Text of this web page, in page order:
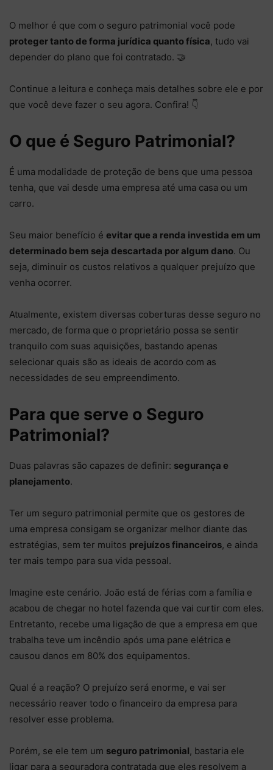
O melhor é que com o seguro patrimonial você pode
proteger tanto de forma jurídica quanto física, tudo vai
depender do plano que foi contratado. 🤝
Continue a leitura e conheça mais detalhes sobre ele e por
que você deve fazer o seu agora. Confira! 👇
O que é Seguro Patrimonial?
É uma modalidade de proteção de bens que uma pessoa
tenha, que vai desde uma empresa até uma casa ou um
carro.
Seu maior benefício é evitar que a renda investida em um
determinado bem seja descartada por algum dano. Ou
seja, diminuir os custos relativos a qualquer prejuízo que
venha ocorrer.
Atualmente, existem diversas coberturas desse seguro no
mercado, de forma que o proprietário possa se sentir
tranquilo com suas aquisições, bastando apenas
selecionar quais são as ideais de acordo com as
necessidades de seu empreendimento.
Para que serve o Seguro
Patrimonial?
Duas palavras são capazes de definir: segurança e
planejamento.
Ter um seguro patrimonial permite que os gestores de
uma empresa consigam se organizar melhor diante das
estratégias, sem ter muitos prejuízos financeiros, e ainda
ter mais tempo para sua vida pessoal.
Imagine este cenário. João está de férias com a família e
acabou de chegar no hotel fazenda que vai curtir com eles.
Entretanto, recebe uma ligação de que a empresa em que
trabalha teve um incêndio após uma pane elétrica e
causou danos em 80% dos equipamentos.
Qual é a reação? O prejuízo será enorme, e vai ser
necessário reaver todo o financeiro da empresa para
resolver esse problema.
Porém, se ele tem um seguro patrimonial, bastaria ele
ligar para a seguradora contratada que eles resolvem a